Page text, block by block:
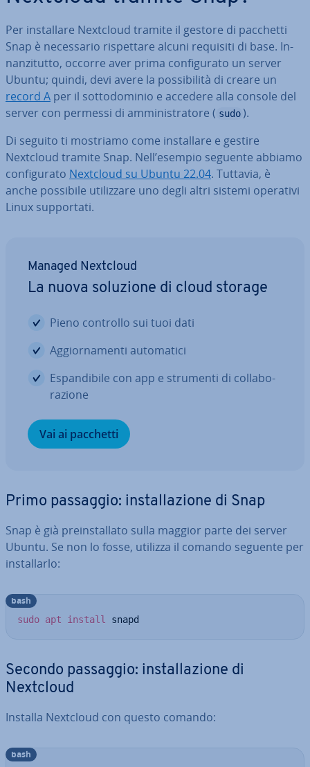
Per in­stal­la­re Nextcloud tramite il gestore di pacchetti
Snap è ne­ces­sa­rio ri­spet­ta­re alcuni requisiti di base. In­
nan­zi­tut­to, occorre aver prima con­fi­gu­ra­to un server
Ubuntu; quindi, devi avere la pos­si­bi­li­tà di creare un
record A per il sot­to­do­mi­nio e accedere alla console del
server con permessi di am­mi­ni­stra­to­re ( sudo ).
Di seguito ti mostriamo come in­stal­la­re e gestire
Nextcloud tramite Snap. Nell’esempio seguente abbiamo
con­fi­gu­ra­to Nextcloud su Ubuntu 22.04. Tuttavia, è
anche possibile uti­liz­za­re uno degli altri sistemi operativi
Linux sup­por­ta­ti.
Managed Nextcloud
La nuova soluzione di cloud storage
Pieno controllo sui tuoi dati
Ag­gior­na­men­ti au­to­ma­ti­ci
Espan­di­bi­le con app e strumenti di col­la­bo­
ra­zio­ne
Vai ai pacchetti
Primo passaggio: in­stal­la­zio­ne di Snap
Snap è già pre­in­stal­la­to sulla maggior parte dei server
Ubuntu. Se non lo fosse, utilizza il comando seguente per
in­stal­lar­lo:
sudo apt install snapd
bash
Secondo passaggio: in­stal­la­zio­ne di
Nextcloud
Installa Nextcloud con questo comando:
bash